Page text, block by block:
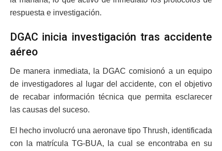
respuesta e investigación.
DGAC inicia investigación tras accidente
aéreo
De manera inmediata, la DGAC comisionó a un equipo
de investigadores al lugar del accidente, con el objetivo
de recabar información técnica que permita esclarecer
las causas del suceso.
El hecho involucró una aeronave tipo Thrush, identificada
con la matrícula TG-BUA, la cual se encontraba en su